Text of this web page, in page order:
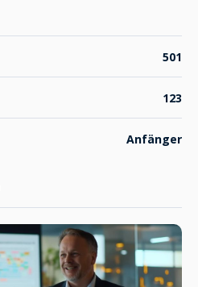
501
123
Anfänger